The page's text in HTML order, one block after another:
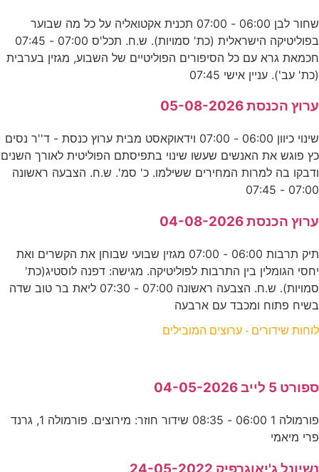
שחור לבן 06:00 - 07:00 תכנית אקטואליה על כל מה שבוער
בפוליטיקה הישראלית (כת' סמויות). ש.ח. תכל'ס 07:00 - 07:45
חכמאת גרא עם כל הסיפורים הפוליטיים של השבוע, מגזין בערבית
(כת' עב'). עניין אישי 07:45
ערוץ הכנסת 05-08-2026
שינוי כיוון 06:00 - 07:00 וידאוקאסט מבית ערוץ כנסת - ד''ר נסים
כץ פוגש את האנשים שעשו שינוי בתפיסתם הפוליטית לאורך השנים
ודבקו בה למרות המחירים ששילמו. כ' סמ'. ש.ח. הצבעה ראשונה
07:00 - 07:45
ערוץ הכנסת 04-08-2026
תיק תרבות 06:00 - 07:00 מגזין שבועי שבוחן את הקשרים ואת
יחסי הגומלין בין התרבות לפוליטיקה. מגישה: דפנה לוסטיג(כת'
סמויות). ש.ח. הצבעה ראשונה 07:00 - 07:30 ליאת בר טוב שדה
בשיח פתוח ומכבד עם ארבעה
לוחות שידורים - ערוצים המובילים
ספורט 5 לייב 04-05-2026
פורמולה 1 06:00 - 08:35 שידור חוזר: מירוצים. פורמולה 1, גרנד
פרי מיאמי
נשיונל ג'יאוגרפיק 24-05-2022